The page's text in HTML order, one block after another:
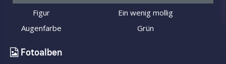
Figur
Ein wenig mollig
Augenfarbe
Grün
Fotoalben